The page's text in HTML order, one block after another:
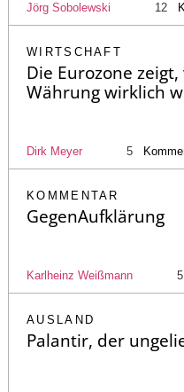
Jörg Sobolewski 12
WIRTSCHAFT
Die Eurozone
Währung wirklich
Dirk Meyer 5
KOMMENTAR
GegenAufklärung
Karlheinz Weißmann 5
AUSLAND
Palantir, der